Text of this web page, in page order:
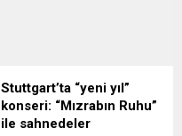
nedeniyle aşağı yönlü revize
etti. Merkezi Münih’te
bulunan Ifo, ülke
Stuttgart’ta “yeni yıl”
konseri: “Mızrabın Ruhu”
ile sahnedeler